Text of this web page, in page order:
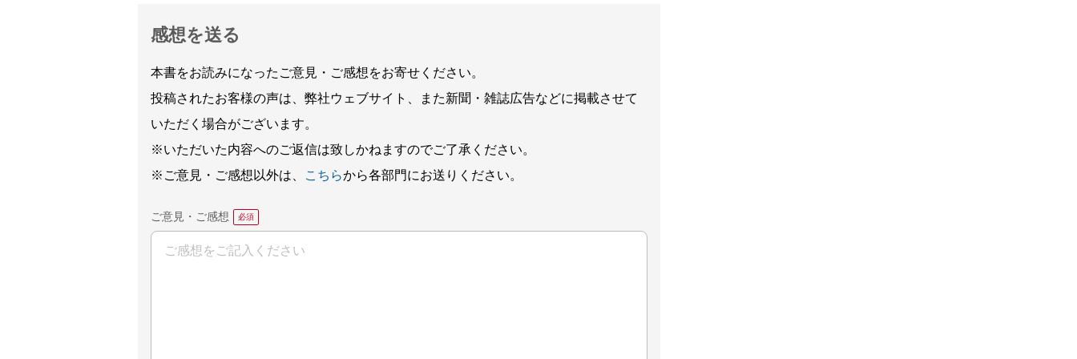
感想を送る
本書をお読みになったご意見・ご感想をお寄せください。
投稿されたお客様の声は、弊社ウェブサイト、また新聞・雑誌広告などに掲載させて
いただく場合がございます。
※いただいた内容へのご返信は致しかねますのでご了承ください。
※ご意見・ご感想以外は、
こちらから各部門にお送りください。
ご意見・ご感想